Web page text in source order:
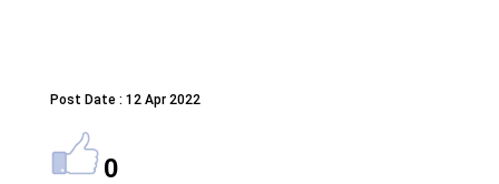
Post Date : 12 Apr 2022
0